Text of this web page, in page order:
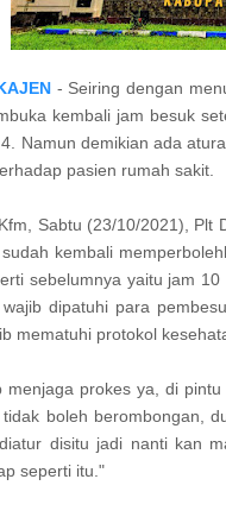
- Seiring dengan
kembali jam besuk
Namun demikian ada
pasien rumah sakit.
Sabtu (23/10/2021), Plt
kembali
sebelumnya yaitu jam
dipatuhi para
mematuhi protokol
menjaga prokes ya, di
boleh berombongan,
disitu jadi nanti kan
seperti itu."